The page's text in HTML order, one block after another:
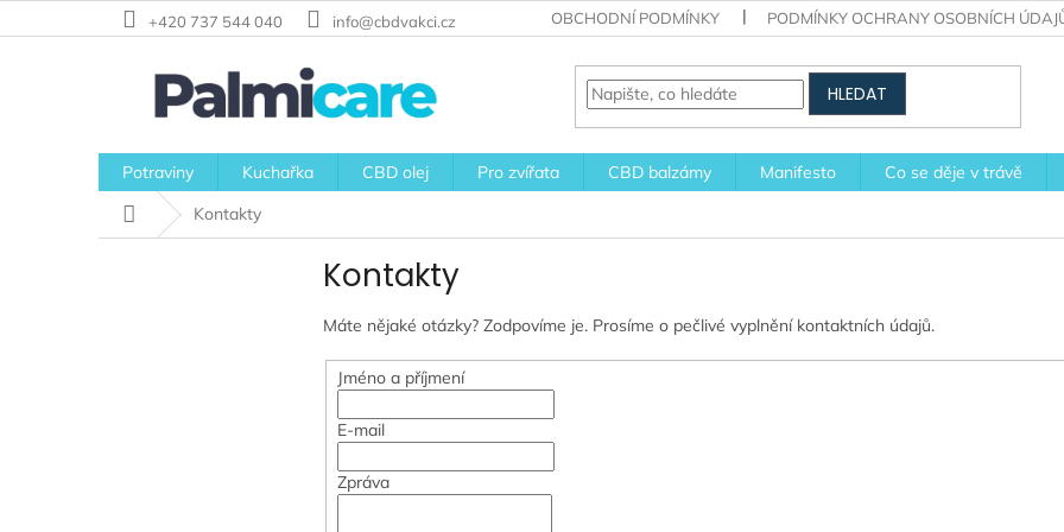
na
+420 737 544 040 info@cbdvakci.cz OBCHODNÍ PODMÍNKY PODMÍNKY OCHRANY OSOBNÍCH
HLEDAT
Potraviny Kuchařka CBD olej Pro zvířata CBD balzámy Manifesto Co se děje v trávě
Domů
Kontakty
Kontakty
Máte nějaké otázky? Zodpovíme je. Prosíme o pečlivé vyplnění kontaktních údajů.
Jméno a příjmení
E-mail
Zpráva